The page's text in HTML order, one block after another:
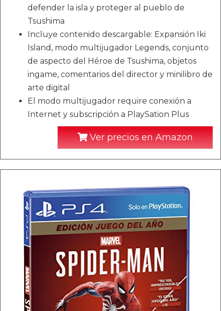
defender la isla y proteger al pueblo de
Tsushima
Incluye contenido descargable: Expansión Iki
Island, modo multijugador Legends, conjunto
de aspecto del Héroe de Tsushima, objetos
ingame, comentarios del director y minilibro de
arte digital
El modo multijugador require conexión a
Internet y subscripción a PlaySation Plus
Ver precios en Amazon